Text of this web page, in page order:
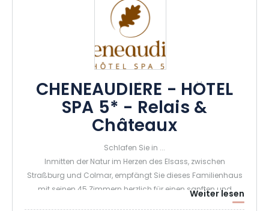
CHENEAUDIÈRE - HÔTEL
SPA 5* - Relais &
Châteaux
Schlafen Sie in ...
Inmitten der Natur im Herzen des Elsass, zwischen
Straßburg und Colmar, empfängt Sie dieses Familienhaus
mit seinen 45 Zimmern herzlich für einen sanften und
friedlichen Aufenthalt, der dem Geist der Relais Châteaux
Weiter lesen